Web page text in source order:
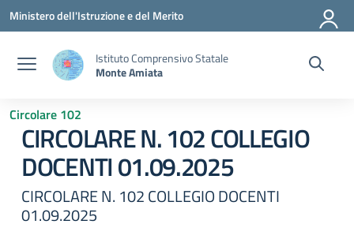
Vai ai contenuti
Vai al menu di navigazione
Vai al footer
Ministero dell'Istruzione e del Merito
Istituto Comprensivo Statale
Monte Amiata
Circolare 102
CIRCOLARE N. 102 COLLEGIO
DOCENTI 01.09.2025
CIRCOLARE N. 102 COLLEGIO DOCENTI
01.09.2025